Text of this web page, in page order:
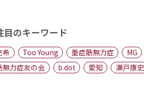
目のキーワード
希 Too Young 重症筋無力症 MG
無力症友の会
b.dot 愛知 瀬戸康史